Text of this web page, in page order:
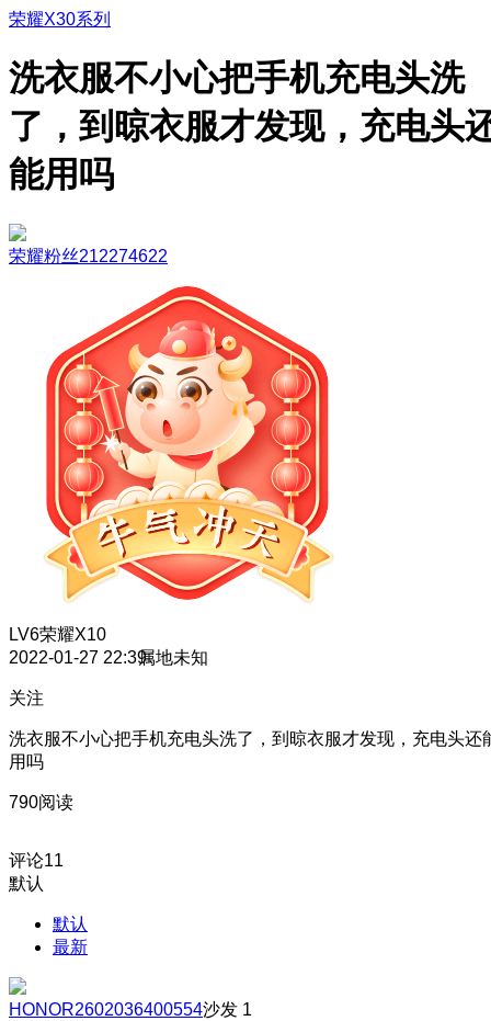
荣耀X30系列
洗衣服不小心把手机充电头洗
了，到晾衣服才发现，充电头
能用吗
荣耀粉丝212274622
LV6荣耀X10
2022-01-27 22:39属地未知
关注
洗衣服不小心把手机充电头洗了，到晾衣服才发现，充电头还
用吗
790阅读
评论11
默认
默认
最新
HONOR2602036400554沙发 1